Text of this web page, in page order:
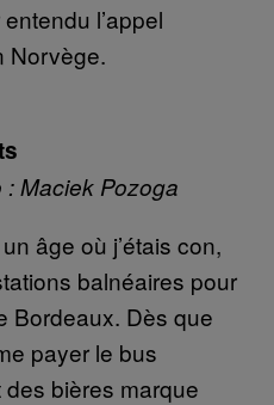
l’appel
Norvège.
: Maciek Pozoga
âge où j’étais con,
balnéaires pour
Bordeaux. Dès que
payer le bus
des bières marque